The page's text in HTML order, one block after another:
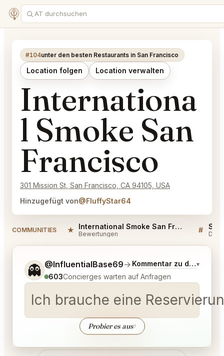
#104unter den besten Restaurants in San Francisco
Location folgen Location verwalten
Internationa
l Smoke San
Francisco
301 Mission St, San Francisco, CA 94105, USA
Hinzugefügt von@FluffyStar64
COMMUNITIES ★ International Smoke San Francisco Reviews
Bewertungen #
👻 @InfluentialBase69→ Kommentar zu den▾
603Concierges warten auf Anfragen
Ich brauche eine
Probier es aus↑
Sag mir noch etwas genauer, was du möchtest.